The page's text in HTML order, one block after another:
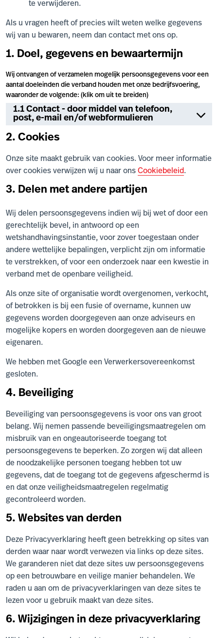
te verwijderen.
Als u vragen heeft of precies wilt weten welke gegevens
wij van u bewaren, neem dan contact met ons op.
1. Doel, gegevens en bewaartermijn
Wij ontvangen of verzamelen mogelijk persoonsgegevens voor een
aantal doeleinden die verband houden met onze bedrijfsvoering,
waaronder de volgende: (klik om uit te breiden)
1.1 Contact - door middel van telefoon,
post, e-mail en/of webformulieren
2. Cookies
Onze site maakt gebruik van cookies. Voor meer informatie
over cookies verwijzen wij u naar ons Cookiebeleid.
3. Delen met andere partijen
Wij delen persoonsgegevens indien wij bij wet of door een
gerechtelijk bevel, in antwoord op een
wetshandhavingsinstantie, voor zover toegestaan onder
andere wettelijke bepalingen, verplicht zijn om informatie
te verstrekken, of voor een onderzoek naar een kwestie in
verband met de openbare veiligheid.
Als onze site of organisatie wordt overgenomen, verkocht,
of betrokken is bij een fusie of overname, kunnen uw
gegevens worden doorgegeven aan onze adviseurs en
mogelijke kopers en worden doorgegeven aan de nieuwe
eigenaren.
We hebben met Google een Verwerkersovereenkomst
gesloten.
4. Beveiliging
Beveiliging van persoonsgegevens is voor ons van groot
belang. Wij nemen passende beveiligingsmaatregelen om
misbruik van en ongeautoriseerde toegang tot
persoonsgegevens te beperken. Zo zorgen wij dat alleen
de noodzakelijke personen toegang hebben tot uw
gegevens, dat de toegang tot de gegevens afgeschermd is
en dat onze veiligheidsmaatregelen regelmatig
gecontroleerd worden.
5. Websites van derden
Deze Privacyverklaring heeft geen betrekking op sites van
derden waar naar wordt verwezen via links op deze sites.
We garanderen niet dat deze sites uw persoonsgegevens
op een betrouwbare en veilige manier behandelen. We
raden u aan om de privacyverklaringen van deze sites te
lezen voor u gebruik maakt van deze sites.
6. Wijzigingen in deze privacyverklaring